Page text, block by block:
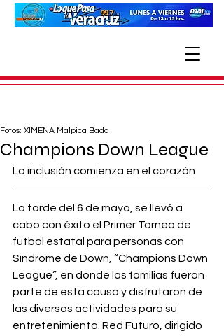
Champions Down League
Fotos: XIMENA Malpica Bada
La inclusión comienza en el corazón
La tarde del 6 de mayo, se llevó a
cabo con éxito el Primer Torneo de
futbol estatal para personas con
Síndrome de Down, “Champions Down
League”, en donde las familias fueron
parte de esta causa y disfrutaron de
las diversas actividades para su
entretenimiento. Red Futuro, dirigido